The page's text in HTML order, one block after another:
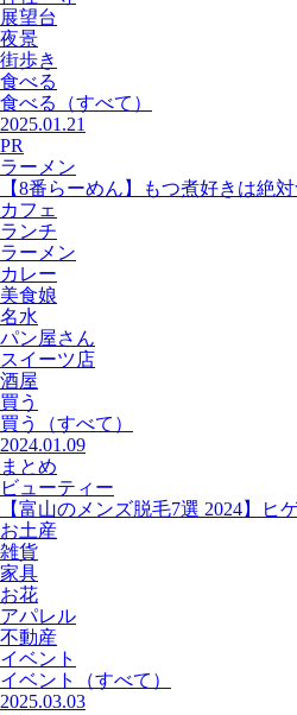
展望台
夜景
街歩き
食べる
食べる
（すべて）
2025.01.21
PR
ラーメン
【8番らーめん】もつ煮好きは絶
カフェ
ランチ
ラーメン
カレー
美食娘
名水
パン屋さん
スイーツ店
酒屋
買う
買う
（すべて）
2024.01.09
まとめ
ビューティー
【富山のメンズ脱毛7選 2024】
お土産
雑貨
家具
お花
アパレル
不動産
イベント
イベント
（すべて）
2025.03.03